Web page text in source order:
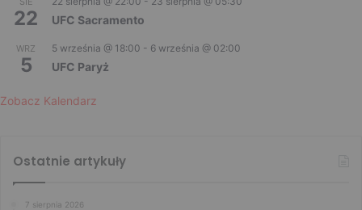
22 UFC Sacramento
WRZ
5
5 września @ 18:00 - 6 września @ 02:00
UFC Paryż
Zobacz Kalendarz
Ostatnie artykuły
7 sierpnia 2026